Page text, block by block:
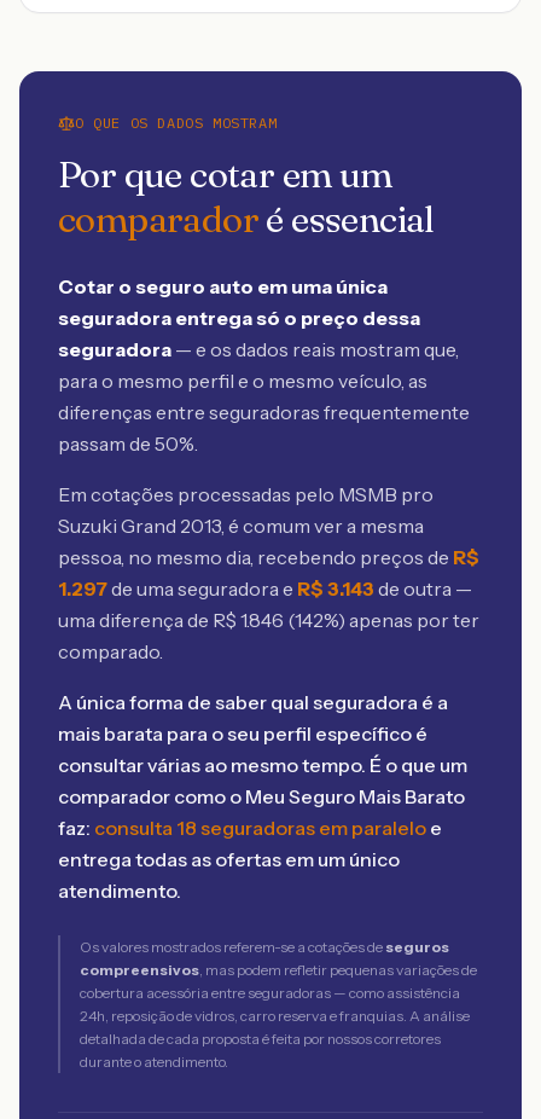
O QUE OS DADOS MOSTRAM
Por que cotar em um
comparadoré essencial
Cotar o seguro auto em uma única
seguradora entrega só o preço dessa
seguradora — e os dados reais mostram que,
para o mesmo perfil e o mesmo veículo, as
diferenças entre seguradoras frequentemente
passam de 50%.
Em cotações processadas pelo MSMB pro
Suzuki Grand 2013, é comum ver a mesma
pessoa, no mesmo dia, recebendo preços de R$
1.297de uma seguradora e R$ 3.143 de outra —
uma diferença de R$ 1.846 (142%) apenas por ter
comparado.
A única forma de saber qual seguradora é a
mais barata para o seu perfil específico é
consultar várias ao mesmo tempo. É o que um
comparador como o Meu Seguro Mais Barato
faz: consulta 18 seguradoras em paralelo e
entrega todas as ofertas em um único
atendimento.
Os valores mostrados referem-se a cotações de seguros
compreensivos, mas podem refletir pequenas variações de
cobertura acessória entre seguradoras — como assistência
24h, reposição de vidros, carro reserva e franquias. A análise
detalhada de cada proposta é feita por nossos corretores
durante o atendimento.